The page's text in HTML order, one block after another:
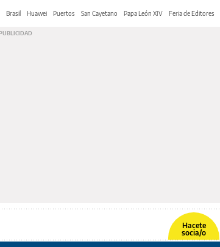
Brasil Huawei Puertos San Cayetano Papa León XIV Feria de Editores
Hacete
socia/o